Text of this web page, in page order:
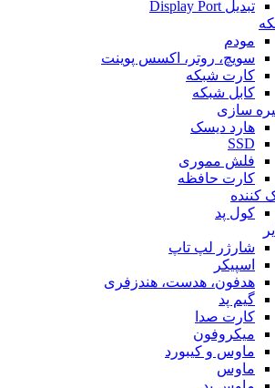
تبدیل Display Port
مودم
سویچ، روتر، اکسس پوینت
کارت شبکه
کابل شبکه
سازی
هارد دیسک
SSD
فلش مموری
کارت حافظه
کننده
کول پد
شارژر لپ تاپ
اسپیکر
هدفون، هدست، هندزفری
گیم پد
کارت صدا
میکروفون
ماوس و کیبورد
ماوس